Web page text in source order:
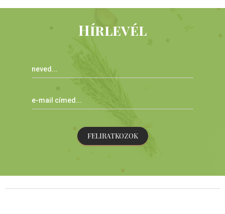
Hírlevél
FELIRATKOZOK